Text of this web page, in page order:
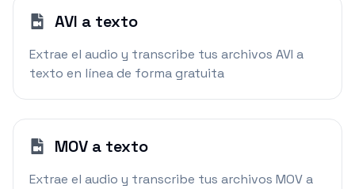
AVI a texto
Extrae el audio y transcribe tus archivos AVI a
texto en línea de forma gratuita
MOV a texto
Extrae el audio y transcribe tus archivos MOV a